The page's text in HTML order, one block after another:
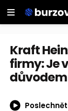
Kraft
firmy: Je